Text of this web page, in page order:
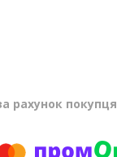
рахунок покупця